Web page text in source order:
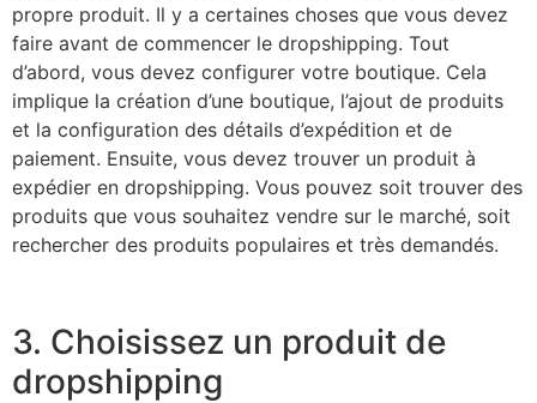
propre produit. Il y a certaines choses que vous devez
faire avant de commencer le dropshipping. Tout
d’abord, vous devez configurer votre boutique. Cela
implique la création d’une boutique, l’ajout de produits
et la configuration des détails d’expédition et de
paiement. Ensuite, vous devez trouver un produit à
expédier en dropshipping. Vous pouvez soit trouver des
produits que vous souhaitez vendre sur le marché, soit
rechercher des produits populaires et très demandés.
3. Choisissez un produit de
dropshipping